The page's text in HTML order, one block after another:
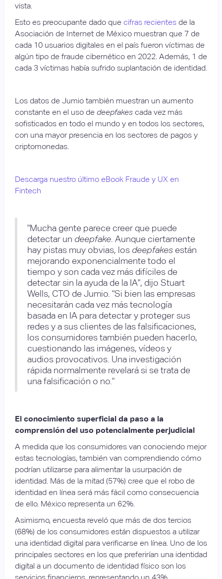
vista.
Esto es preocupante dado que cifras recientes de la
Asociación de Internet de México muestran que 7 de
cada 10 usuarios digitales en el país fueron víctimas de
algún tipo de fraude cibernético en 2022. Además, 1 de
cada 3 víctimas había sufrido suplantación de identidad.
Los datos de Jumio también muestran un aumento
constante en el uso de deepfakes cada vez más
sofisticados en todo el mundo y en todos los sectores,
con una mayor presencia en los sectores de pagos y
criptomonedas.
Descarga nuestro último eBook Fraude y UX en
Fintech
"Mucha gente parece creer que puede
detectar un deepfake . Aunque ciertamente
hay pistas muy obvias, los deepfakes están
mejorando exponencialmente todo el
tiempo y son cada vez más difíciles de
detectar sin la ayuda de la IA", dijo Stuart
Wells, CTO de Jumio. "Si bien las empresas
necesitarán cada vez más tecnología
basada en IA para detectar y proteger sus
redes y a sus clientes de las falsificaciones,
los consumidores también pueden hacerlo,
cuestionando las imágenes, vídeos y
audios provocativos. Una investigación
rápida normalmente revelará si se trata de
una falsificación o no."
El conocimiento superficial da paso a la
comprensión del uso potencialmente perjudicial
A medida que los consumidores van conociendo mejor
estas tecnologías, también van comprendiendo cómo
podrían utilizarse para alimentar la usurpación de
identidad. Más de la mitad (57%) cree que el robo de
identidad en línea será más fácil como consecuencia
de ello. México representa un 62%.
Asimismo, encuesta reveló que más de dos tercios
(68%) de los consumidores están dispuestos a utilizar
una identidad digital para verificarse en línea. Uno de los
principales sectores en los que preferirían una identidad
digital a un documento de identidad físico son los
servicios financieros, representando un 43%.